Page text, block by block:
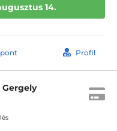
14.
Profil
Gergely